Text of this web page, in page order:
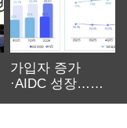
가입자 증가
·AIDC 성장…